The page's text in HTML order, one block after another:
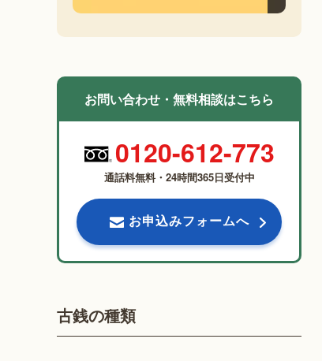
お問い合わせ・無料相談はこちら
0120-612-773
通話料無料・24時間365日受付中
お申込みフォームへ
古銭の種類